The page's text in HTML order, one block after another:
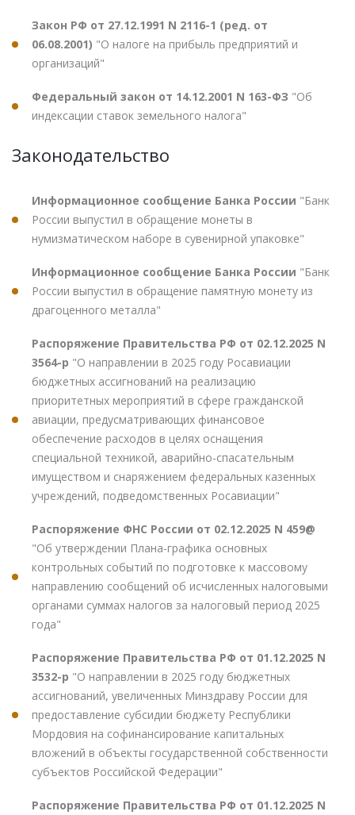
Закон РФ от 27.12.1991 N 2116-1 (ред. от
06.08.2001) "О налоге на прибыль предприятий и
организаций"
Федеральный закон от 14.12.2001 N 163-ФЗ "Об
индексации ставок земельного налога"
Законодательство
Информационное сообщение Банка России "Банк
России выпустил в обращение монеты в
нумизматическом наборе в сувенирной упаковке"
Информационное сообщение Банка России "Банк
России выпустил в обращение памятную монету из
драгоценного металла"
Распоряжение Правительства РФ от 02.12.2025 N
3564-р "О направлении в 2025 году Росавиации
бюджетных ассигнований на реализацию
приоритетных мероприятий в сфере гражданской
авиации, предусматривающих финансовое
обеспечение расходов в целях оснащения
специальной техникой, аварийно-спасательным
имуществом и снаряжением федеральных казенных
учреждений, подведомственных Росавиации"
Распоряжение ФНС России от 02.12.2025 N 459@
"Об утверждении Плана-графика основных
контрольных событий по подготовке к массовому
направлению сообщений об исчисленных налоговыми
органами суммах налогов за налоговый период 2025
года"
Распоряжение Правительства РФ от 01.12.2025 N
3532-р "О направлении в 2025 году бюджетных
ассигнований, увеличенных Минздраву России для
предоставление субсидии бюджету Республики
Мордовия на софинансирование капитальных
вложений в объекты государственной собственности
субъектов Российской Федерации"
Распоряжение Правительства РФ от 01.12.2025 N